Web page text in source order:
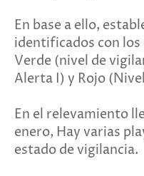
En base a ello,
identificados con
Verde (nivel de
Alerta I) y Rojo
En el relevamiento
enero, Hay varias
estado de vigilancia.